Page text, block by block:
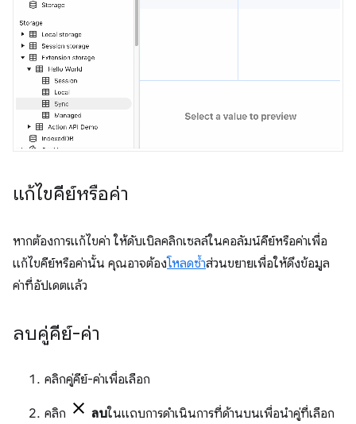
แก้ไขคีย์หรือค่า
หากต้องการแก้ไขค่า ให้ดับเบิลคลิกเซลล์ในคอลัมน์คีย์หรือค่าเพื่อ
แก้ไขคีย์หรือค่านั้น คุณอาจต้องโหลดซ้ำส่วนขยายเพื่อให้ดึงข้อมูล
ค่าที่อัปเดตแล้ว
ลบคู่คีย์-ค่า
คลิกคู่คีย์-ค่าเพื่อเลือก
คลิก ลบในแถบการดำเนินการที่ด้านบนเพื่อนำคู่ที่เลือก